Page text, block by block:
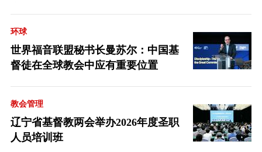
环球
世界福音联盟秘书长曼苏尔：中国基
督徒在全球教会中应有重要位置
教会管理
辽宁省基督教两会举办2026年度圣职
人员培训班